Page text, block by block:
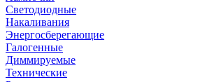
Светодиодные
Накаливания
Энергосберегающие
Галогенные
Диммируемые
Технические